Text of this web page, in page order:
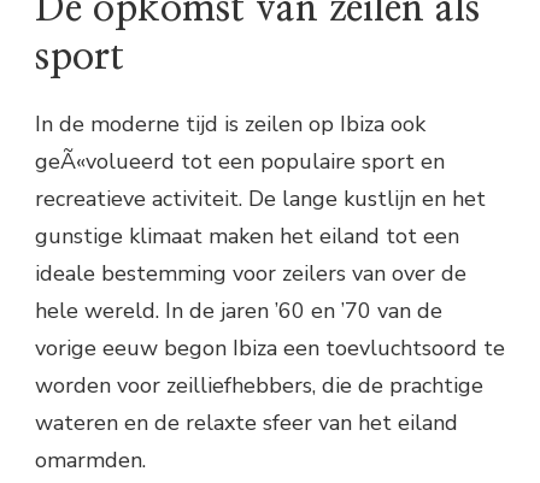
De opkomst van zeilen als
sport
In de moderne tijd is zeilen op Ibiza ook
geÃ«volueerd tot een populaire sport en
recreatieve activiteit. De lange kustlijn en het
gunstige klimaat maken het eiland tot een
ideale bestemming voor zeilers van over de
hele wereld. In de jaren ’60 en ’70 van de
vorige eeuw begon Ibiza een toevluchtsoord te
worden voor zeilliefhebbers, die de prachtige
wateren en de relaxte sfeer van het eiland
omarmden.